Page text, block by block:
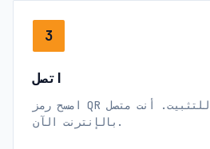
3
اتصل
امسح رمز QR ضوئيًا أو انقر للتثبيت. أنت متصل
بالإنترنت الآن.